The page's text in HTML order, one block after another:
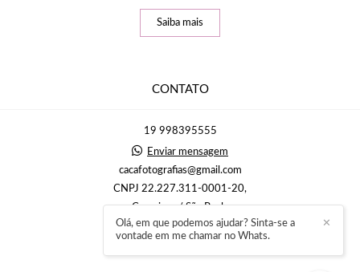
Saiba mais
CONTATO
19 998395555
Enviar mensagem
cacafotografias@gmail.com
CNPJ 22.227.311-0001-20,
Campinas / São Paulo
✕
Olá, em que podemos ajudar? Sinta-se a
vontade em me chamar no Whats.